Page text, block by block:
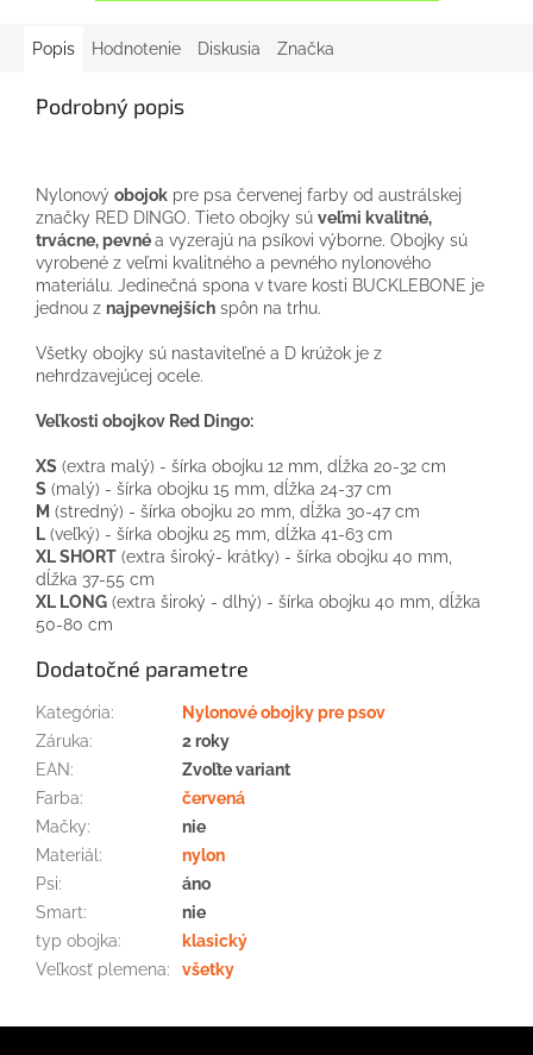
Popis Hodnotenie Diskusia Značka
Podrobný popis
Nylonový obojok pre psa červenej farby od austrálskej
značky RED DINGO. Tieto obojky sú veľmi kvalitné,
trvácne, pevnéa vyzerajú na psíkovi výborne. Obojky sú
vyrobené z veľmi kvalitného a pevného nylonového
materiálu. Jedinečná spona v tvare kosti BUCKLEBONE je
jednou z najpevnejších spôn na trhu.
Všetky obojky sú nastaviteľné a D krúžok je z
nehrdzavejúcej ocele.
Veľkosti obojkov Red Dingo:
XS (extra malý) - šírka obojku 12 mm, dĺžka 20-32 cm
S (malý) - šírka obojku 15 mm, dĺžka 24-37 cm
M (stredný) - šírka obojku 20 mm, dĺžka 30-47 cm
L (veľký) - šírka obojku 25 mm, dĺžka 41-63 cm
XL SHORT (extra široký- krátky) - šírka obojku 40 mm,
dĺžka 37-55 cm
XL LONG (extra široký - dlhý) - šírka obojku 40 mm, dĺžka
50-80 cm
Dodatočné parametre
Kategória:
Nylonové obojky pre psov
Záruka:
2 roky
EAN:
Zvoľte variant
Farba:
červená
Mačky:
nie
Materiál :
nylon
Psi:
áno
Smart:
nie
typ obojka:
klasický
Veľkosť plemena: všetky